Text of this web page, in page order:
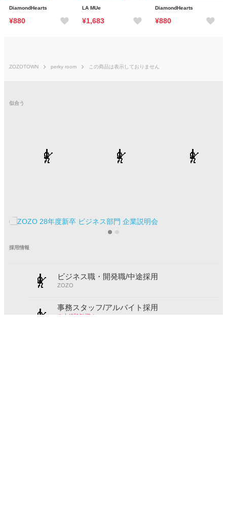
DiamondHearts
¥880
LA MUe
¥1,683
DiamondHearts
¥880
ZOZOTOWN perky room この商品は表示しておりません
似合う
採用情報
ビジネス職・開発職/中途採用
ZOZO
事務スタッフ/アルバイト採用
※未経験歓迎！